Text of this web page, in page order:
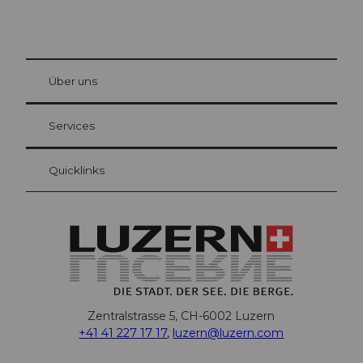
Gästekarte Luzern
Ihre Vorteile als Übernachtungsgast
at Bre
Über uns
Services
Quicklinks
Zentralstrasse 5, CH-6002 Luzern
+41 41 227 17 17, luzern@luzern.com